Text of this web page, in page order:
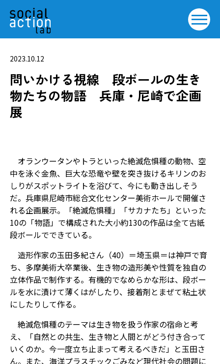
2023.10.12
問いかける視線 段ボールの生き
物たちの物語 兵庫・尼崎で企画
展
オランウータンやトラといった絶滅危惧種の動物、空
中を泳ぐ金魚、巨大な恐竜や壁を突き抜けるキリンのお
しりがスポットライトを浴びて、今にも動き出しそう
だ。兵庫県尼崎市総合文化センター美術ホールで開催さ
れる企画展示。「絶滅危惧種」「サカナたち」といった
10の「物語」で構成された大小約130の作品は全て古紙
段ボールでできている。
造形作家の玉田多紀さん（40）＝埼玉県＝は神戸で育
ち、多摩美術大卒業後、生き物の造形美や性質を独自の
立体作品で制作する。有機的でなめらかな形は、段ボー
ルを水に漬けて薄くはがしたり、接着剤とまぜて粘土状
にしたりして作る。
絶滅危惧種のテーマは生き物を扱う作家の宿命と考
え、「自然との共生、生き物と人間とがどう付き合って
いくのか。今一度立ち止まって考えるべきだ」と玉田さ
ん。また、海洋プラスチックごみなど現代社会の問題に